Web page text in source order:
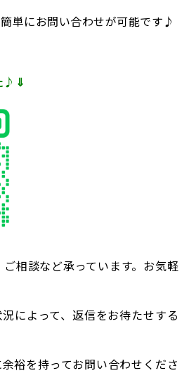
単にお問い合わせが可能です♪
♪⇓
相談など承っています。お気軽
によって、返信をお待たせする
裕を持ってお問い合わせくださ